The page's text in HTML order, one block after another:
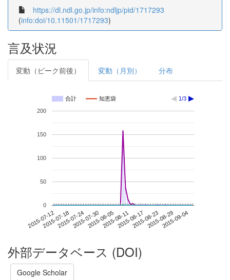
https://dl.ndl.go.jp/info:ndljp/pid/1717293
(info:doi/10.11501/1717293)
言及状況
変動（ピーク前後） 変動（月別） 分布
合計 知恵袋 1/3
2015-07-122015-07-182015-07-242015-07-302015-08-052015-08-112015-08-172015-08-232015-08-292015-09-04
0
50
100
150
200
外部データベース (DOI)
Google Scholar